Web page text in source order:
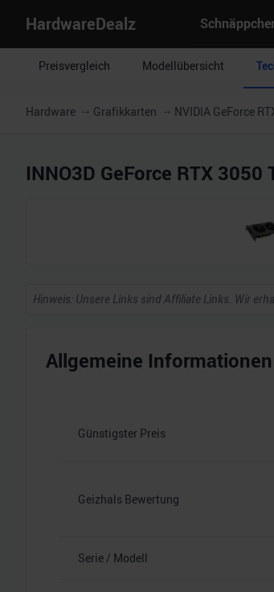
HardwareDealz
Preisvergleich Modellübersicht
Hardware Grafikkarten NVIDIA GeForce
INNO3D GeForce RTX 3050
Hinweis: Unsere Links sind Affiliate Links. Wir
Allgemeine Informationen
Günstigster Preis
Geizhals Bewertung
Serie / Modell